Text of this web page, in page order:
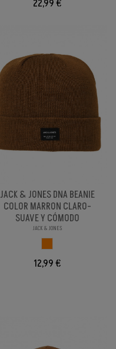
22,99 €
JACK & JONES DNA BEANIE
COLOR MARRON CLARO-
SUAVE Y CÓMODO
JACK & JONES
12,99 €